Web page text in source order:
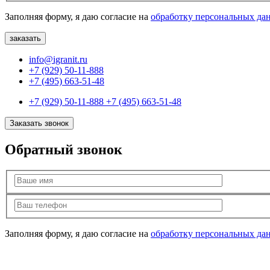
Заполняя форму, я даю согласие на обработку персональных
info@igranit.ru
+7 (929) 50-11-888
+7 (495) 663-51-48
+7 (929) 50-11-888 +7 (495) 663-51-48
Заказать звонок
Обратный звонок
Заполняя форму, я даю согласие на обработку персональных